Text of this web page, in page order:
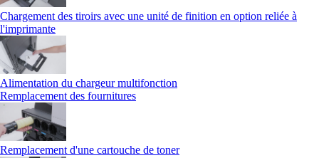
Chargement des tiroirs avec une unité de finition en option reliée à
l'imprimante
Alimentation du chargeur multifonction
Remplacement des fournitures
Remplacement d'une cartouche de toner